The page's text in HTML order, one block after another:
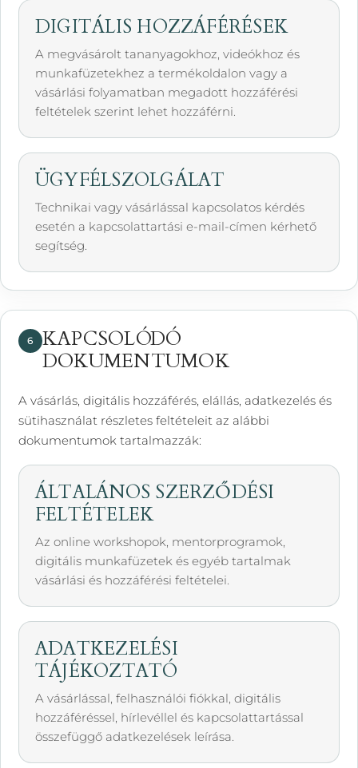
DIGITÁLIS HOZZÁFÉRÉSEK
A megvásárolt tananyagokhoz, videókhoz és
munkafüzetekhez a termékoldalon vagy a
vásárlási folyamatban megadott hozzáférési
feltételek szerint lehet hozzáférni.
ÜGYFÉLSZOLGÁLAT
Technikai vagy vásárlással kapcsolatos kérdés
esetén a kapcsolattartási e-mail-címen kérhető
segítség.
6
KAPCSOLÓDÓ
DOKUMENTUMOK
A vásárlás, digitális hozzáférés, elállás, adatkezelés és
sütihasználat részletes feltételeit az alábbi
dokumentumok tartalmazzák:
ÁLTALÁNOS SZERZŐDÉSI
FELTÉTELEK
Az online workshopok, mentorprogramok,
digitális munkafüzetek és egyéb tartalmak
vásárlási és hozzáférési feltételei.
ADATKEZELÉSI
TÁJÉKOZTATÓ
A vásárlással, felhasználói fiókkal, digitális
hozzáféréssel, hírlevéllel és kapcsolattartással
összefüggő adatkezelések leírása.